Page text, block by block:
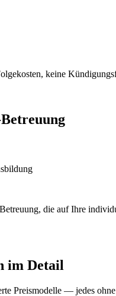
keine
die auf Ihre
im Detail
Preismodelle — jedes